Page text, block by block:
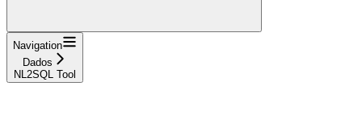
Navigation
Dados
NL2SQL Tool